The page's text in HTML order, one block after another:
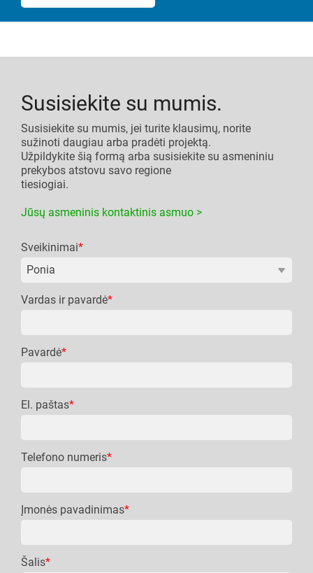
Susisiekite su mumis.
Susisiekite su mumis, jei turite klausimų, norite
sužinoti daugiau arba pradėti projektą.
Užpildykite šią formą arba susisiekite su asmeniniu
prekybos atstovu savo regione
tiesiogiai.
Jūsų asmeninis kontaktinis asmuo >
Sveikinimai*
Vardas ir pavardė*
Pavardė*
El. paštas*
Telefono numeris*
Įmonės pavadinimas*
Šalis*